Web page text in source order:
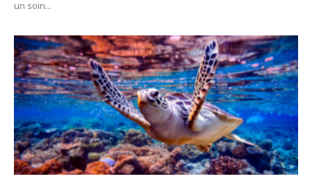
un soin...